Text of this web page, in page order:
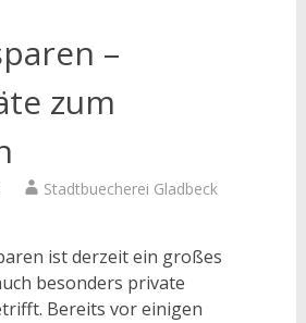
–
zum
Stadtbuecherei Gladbeck
ist derzeit ein großes
besonders private
Bereits vor einigen